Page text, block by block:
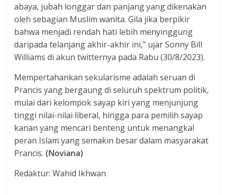
abaya, jubah longgar dan panjang yang dikenakan
oleh sebagian Muslim wanita. Gila jika berpikir
bahwa menjadi rendah hati lebih menyinggung
daripada telanjang akhir-akhir ini,” ujar Sonny Bill
Williams di akun twitternya pada Rabu (30/8/2023).
Mempertahankan sekularisme adalah seruan di
Prancis yang bergaung di seluruh spektrum politik,
mulai dari kelompok sayap kiri yang menjunjung
tinggi nilai-nilai liberal, hingga para pemilih sayap
kanan yang mencari benteng untuk menangkal
peran Islam yang semakin besar dalam masyarakat
Prancis. (Noviana)
Redaktur: Wahid Ikhwan